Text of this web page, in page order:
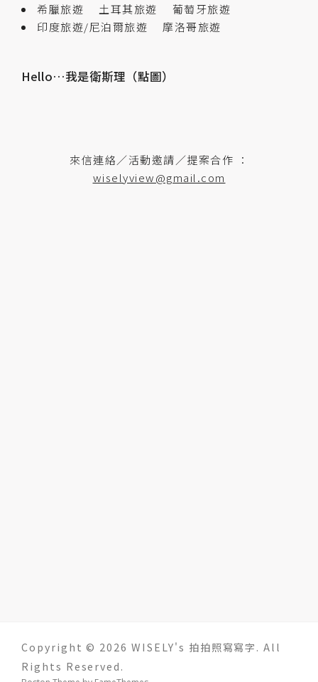
希臘旅遊
土耳其旅遊
葡萄牙旅遊
印度旅遊/尼泊爾旅遊
摩洛哥旅遊
Hello…我是衛斯理（點圖）
來信連絡／活動邀請／提案合作 ：
wiselyview@gmail.com
Copyright © 2026 WISELY's 拍拍照寫寫字. All
Rights Reserved.